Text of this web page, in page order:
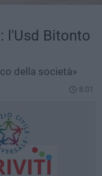
l'Usd Bitonto
della società»
8.01